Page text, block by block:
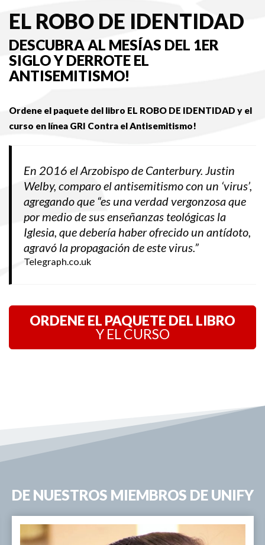
EL ROBO DE IDENTIDAD
DESCUBRA AL MESÍAS DEL 1ER
SIGLO Y DERROTE EL
ANTISEMITISMO!
Ordene el paquete del libro EL ROBO DE IDENTIDAD y el
curso en línea GRI Contra el Antisemitismo!
En 2016 el Arzobispo de Canterbury. Justin
Welby, comparo el antisemitismo con un ‘virus’,
agregando que “es una verdad vergonzosa que
por medio de sus enseñanzas teológicas la
Iglesia, que debería haber ofrecido un antídoto,
agravó la propagación de este virus.”
Telegraph.co.uk
ORDENE EL PAQUETE DEL LIBRO
Y EL CURSO
DE NUESTROS MIEMBROS DE UNIFY